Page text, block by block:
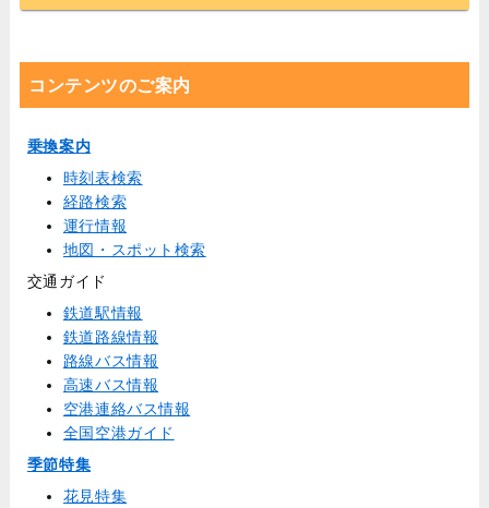
コンテンツのご案内
乗換案内
時刻表検索
経路検索
運行情報
地図・スポット検索
交通ガイド
鉄道駅情報
鉄道路線情報
路線バス情報
高速バス情報
空港連絡バス情報
全国空港ガイド
季節特集
花見特集